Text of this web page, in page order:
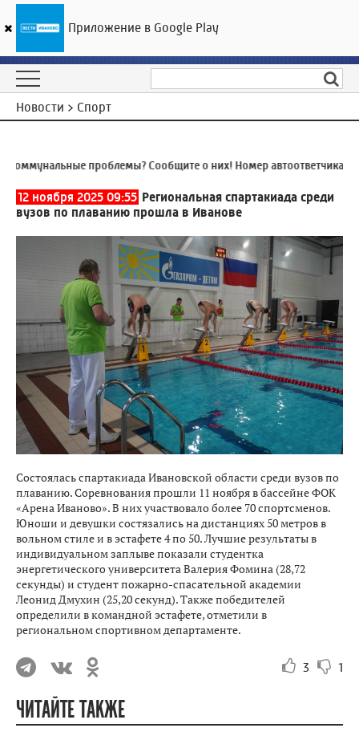
ГТРК «Ивтелерадио»
Новости > Спорт
проблемы? Сообщите о них! Номер автоответчика:8
12 ноября 2025 09:55 Региональная спартакиада среди
вузов по плаванию прошла в Иванове
Состоялась спартакиада Ивановской области среди вузов по
плаванию. Соревнования прошли 11 ноября в бассейне ФОК
«Арена Иваново». В них участвовало более 70 спортсменов.
Юноши и девушки состязались на дистанциях 50 метров в
вольном стиле и в эстафете 4 по 50. Лучшие результаты в
индивидуальном заплыве показали студентка
энергетического университета Валерия Фомина (28,72
секунды) и студент пожарно-спасательной академии
Леонид Дмухин (25,20 секунд). Также победителей
определили в командной эстафете, отметили в
региональном спортивном департаменте.
3 1
ЧИТАЙТЕ ТАКЖЕ
Приложение в Google Play